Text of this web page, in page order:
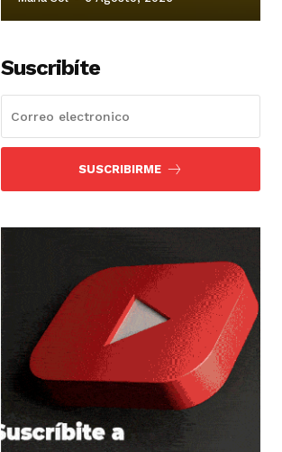
Suscribíte
SUSCRIBIRME